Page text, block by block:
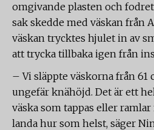
omgivande plasten och
sak skedde med väskan från
väskan trycktes hjulet in av
att trycka tillbaka igen från
– Vi släppte väskorna från 61
ungefär knähöjd. Det är ett
väska som tappas eller
landa hur som helst, säger